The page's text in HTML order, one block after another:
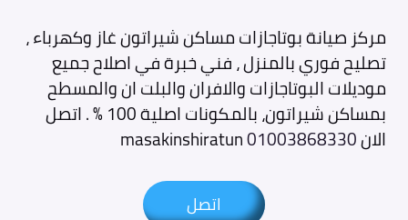
مركز صيانة بوتاجازات مساكن شيراتون غاز وكهرباء ،
تصليح فوري بالمنزل ، فني خبرة في اصلاح جميع
موديلات البوتاجازات والافران والبلت ان والمسطح
بمساكن شيراتون، بالمكونات اصلية 100 % . اتصل
الان01003868330
اتصل